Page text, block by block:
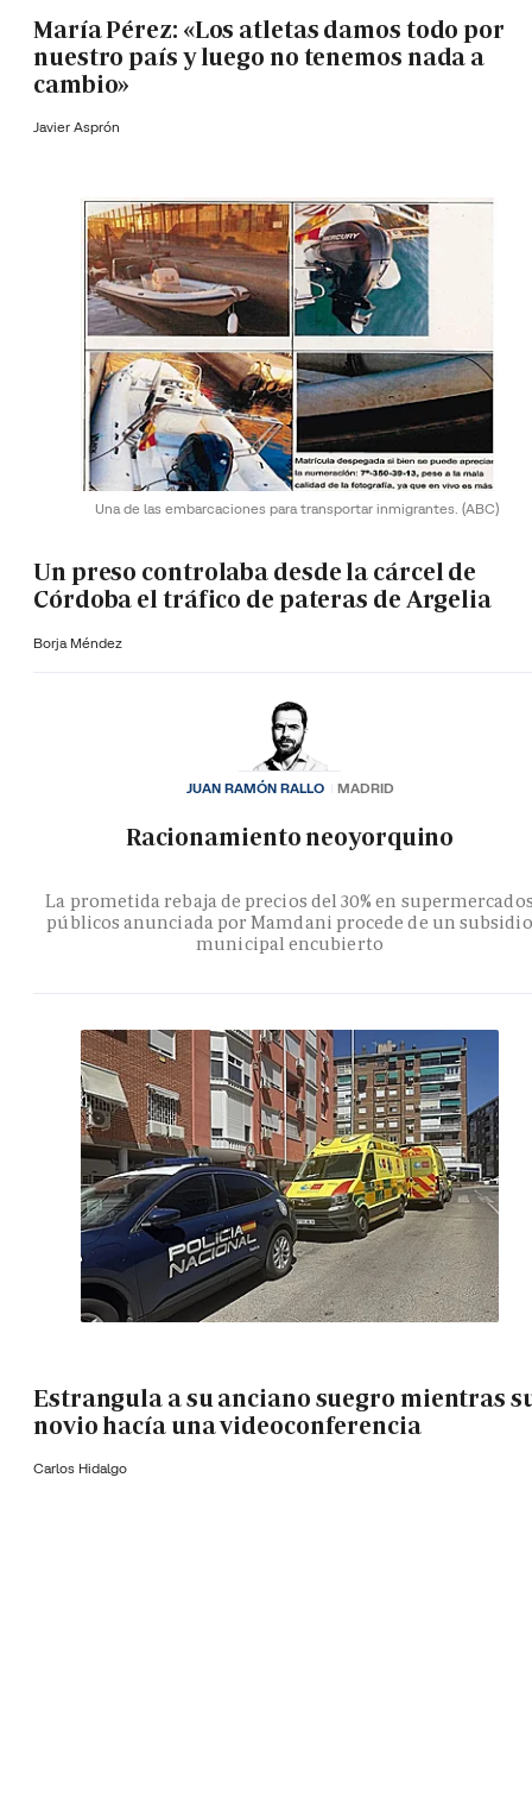
María Pérez: «Los atletas damos todo por
nuestro país y luego no tenemos nada a
cambio»
Javier Asprón
Una de las embarcaciones para transportar inmigrantes. (ABC)
Un preso controlaba desde la cárcel de
Córdoba el tráfico de pateras de Argelia
Borja Méndez
Racionamiento neoyorquino
La prometida rebaja de precios del 30% en
públicos anunciada por Mamdani procede de un subsidio
municipal encubierto
JUAN RAMÓN RALLO MADRID
Estrangula a su anciano suegro mientras
novio hacía una videoconferencia
Carlos Hidalgo